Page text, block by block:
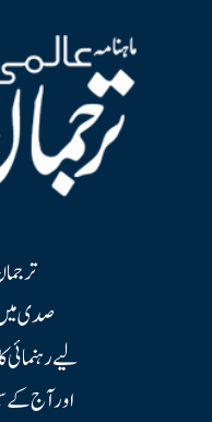
صدی
لیے
اور آج کے